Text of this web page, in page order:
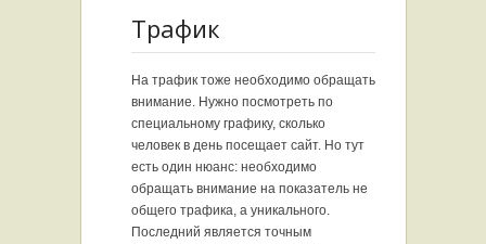
Трафик
На трафик тоже необходимо обращать
внимание. Нужно посмотреть по
специальному графику, сколько
человек в день посещает сайт. Но тут
есть один нюанс: необходимо
обращать внимание на показатель не
общего трафика, а уникального.
Последний является точным